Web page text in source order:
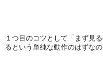
１つ目のコツとして「まず見
るという単純な動作のはずな